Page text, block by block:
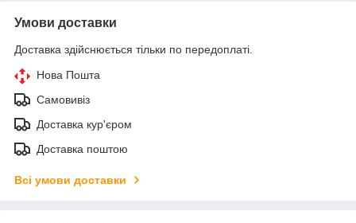
Умови доставки
Доставка здійснюється тільки по передоплаті.
Нова Пошта
Самовивіз
Доставка кур'єром
Доставка поштою
Всі умови доставки